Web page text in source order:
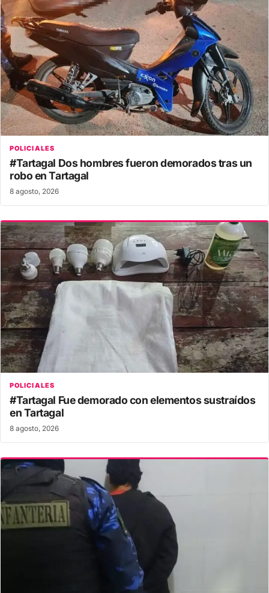
POLICIALES
#Tartagal Dos hombres fueron demorados tras un
robo en Tartagal
8 agosto, 2026
POLICIALES
#Tartagal Fue demorado con elementos sustraídos
en Tartagal
8 agosto, 2026